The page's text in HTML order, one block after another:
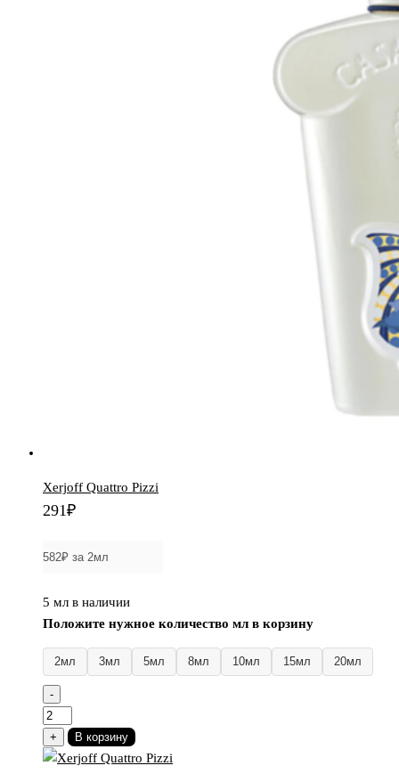
Xerjoff Quattro Pizzi
291₽
5 мл в наличии
Положите нужное количество мл в корзину
2мл 3мл 5мл 8мл 10мл 15мл 20мл
-
Количество
товара
Xerjoff
+ В корзину